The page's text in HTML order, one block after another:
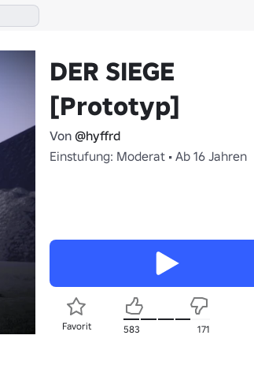
DER SIEGE
[Prototyp]
Von @hyffrd
Einstufung: Moderat • Ab 16 Jahren
Favorit 583 171